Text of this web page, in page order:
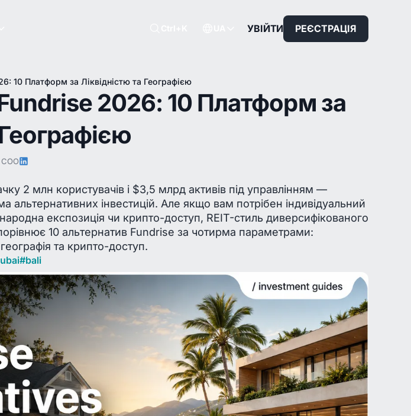
УВІЙТИ РЕЄСТРАЦІЯ
10 Платформ за Ліквідністю та Географією
2026: 10 Платформ за
2 млн користувачів і $3,5 млрд активів під управлінням —
альтернативних інвестицій. Але якщо вам потрібен індивідуальний
експозиція чи крипто-доступ, REIT-стиль диверсифікованого
10 альтернатив Fundrise за чотирма параметрами:
та крипто-доступ.
#bali